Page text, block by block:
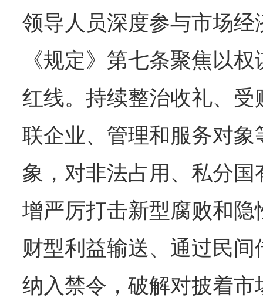
领导人员深度参与市场
《规定》第七条聚焦以
红线。持续整治收礼、
联企业、管理和服务对
象，对非法占用、私分
增严厉打击新型腐败和
财型利益输送、通过民
纳入禁令，破解对披着